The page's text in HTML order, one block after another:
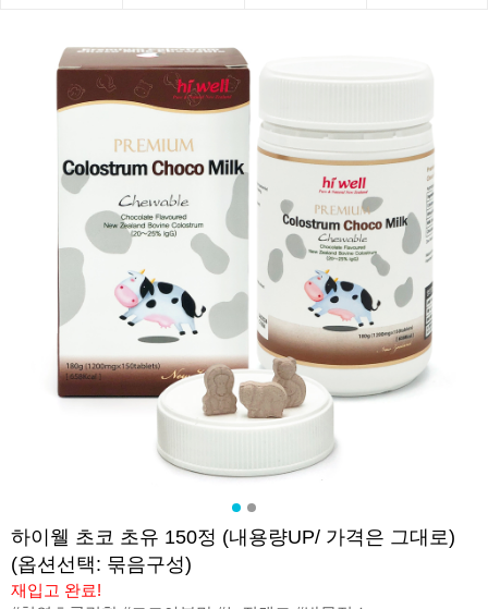
하이웰 초코 초유 150정 (내용량UP/ 가격은 그대로)
(옵션선택: 묶음구성)
재입고 완료!